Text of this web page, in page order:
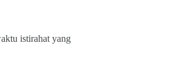
istirahat yang